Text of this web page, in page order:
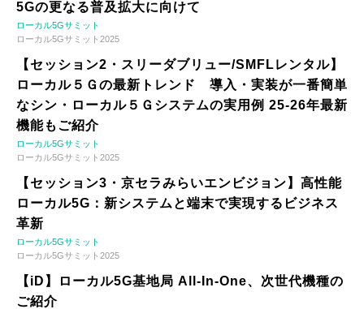
5Gの更なる普及拡大に向けて
ローカル5Gサミット
ローカル5Gサミット2025
【セッション2・スリーダブリュー/SMFLレンタル】
ローカル５Ｇの最新トレンド 導入・実装が一番簡単
なシン・ローカル５Ｇシステムの実用例 25-26年最新
機能もご紹介
ローカル5Gサミット
ローカル5Gサミット2025
【セッション3・京セラみらいエンビジョン】高性能
ローカル5G：新システムと端末で実現するビジネス
革新
ローカル5Gサミット
ローカル5Gサミット2025
【iD】ローカル5G基地局 All-In-One、次世代機種の
ご紹介